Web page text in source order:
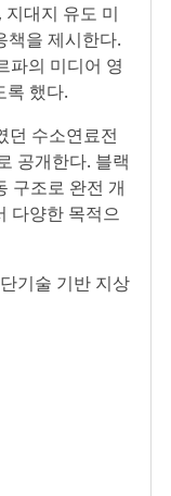
대지 유도 미
책을 제시한다.
파의 미디어 영
록 했다.
던 수소연료전
공개한다. 블랙
구조로 완전 개
다양한 목적으
기술 기반 지상